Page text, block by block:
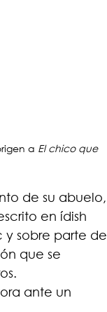
a El chico que
de su abuelo,
en ídish
y sobre parte de
que se
ante un